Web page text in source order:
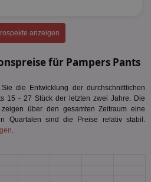
anzeigen
für Pampers Pants
die Entwicklung der durchschnittlichen
15 - 27 Stück der letzten zwei Jahre. Die
zeigen über den gesamten Zeitraum eine
Quartalen sind die Preise relativ stabil.
.